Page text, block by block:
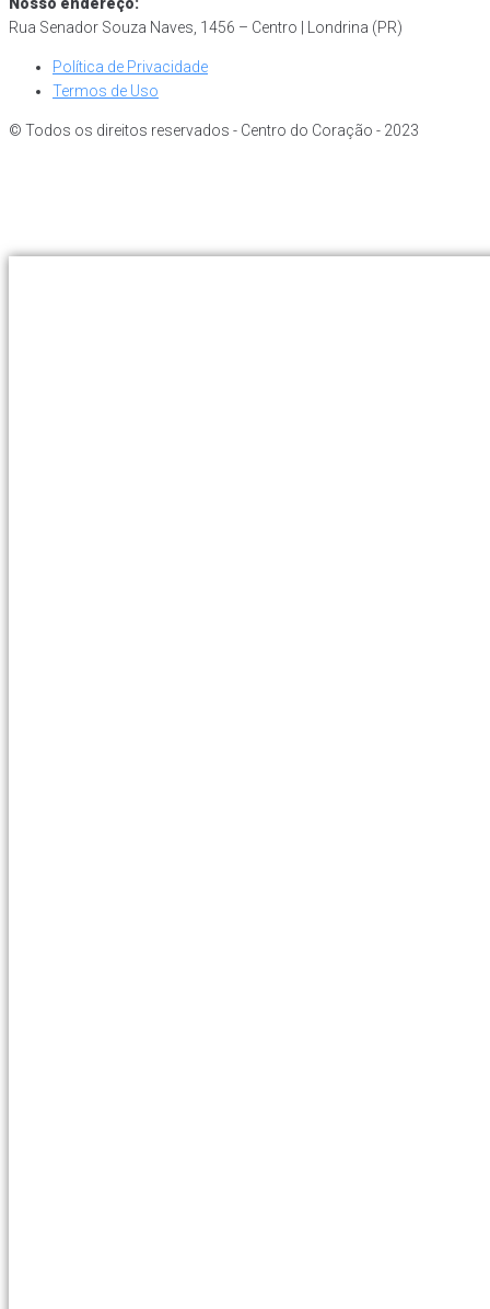
Rua Senador Souza Naves, 1456 – Centro | Londrina (PR)
Política de Privacidade
Termos de Uso
© Todos os direitos reservados - Centro do Coração - 2023